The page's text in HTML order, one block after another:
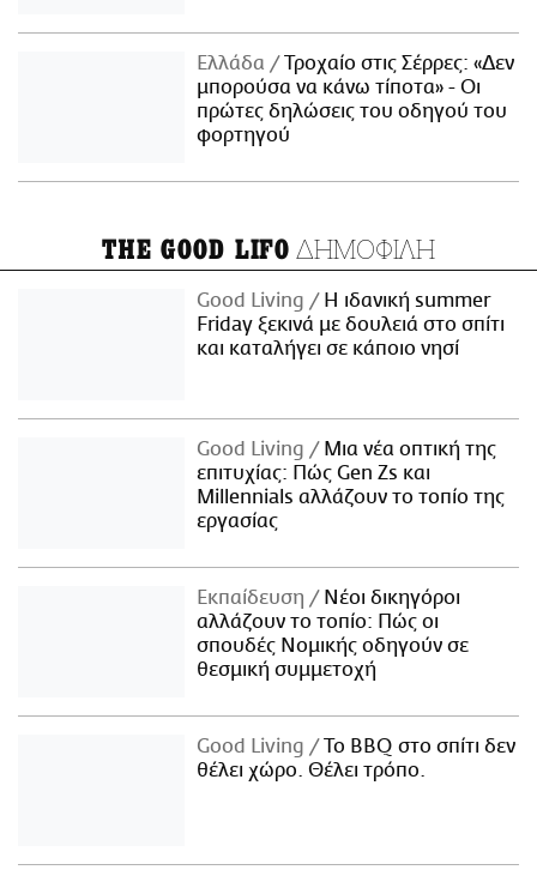
Ελλάδα
Τροχαίο στις Σέρρες: «Δεν
μπορούσα να κάνω τίποτα» - Οι
πρώτες δηλώσεις του οδηγού του
φορτηγού
THE GOOD LIFO ΔΗΜΟΦΙΛΗ
Good Living
Η ιδανική summer
Friday ξεκινά με δουλειά στο σπίτι
και καταλήγει σε κάποιο νησί
Good Living
Μια νέα οπτική της
επιτυχίας: Πώς Gen Zs και
Millennials αλλάζουν το τοπίο της
εργασίας
Εκπαίδευση
Νέοι δικηγόροι
αλλάζουν το τοπίο: Πώς οι
σπουδές Νομικής οδηγούν σε
θεσμική συμμετοχή
Good Living
Το BBQ στο σπίτι δεν
θέλει χώρο. Θέλει τρόπο.